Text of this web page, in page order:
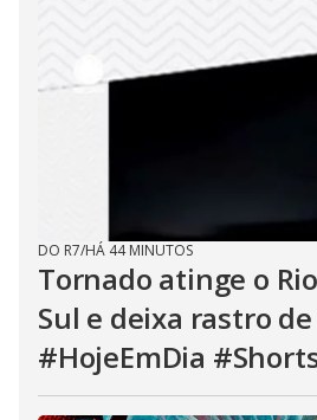
DO R7/HÁ 44 MINUTOS
Tornado atinge o
Sul e deixa rastro
#HojeEmDia